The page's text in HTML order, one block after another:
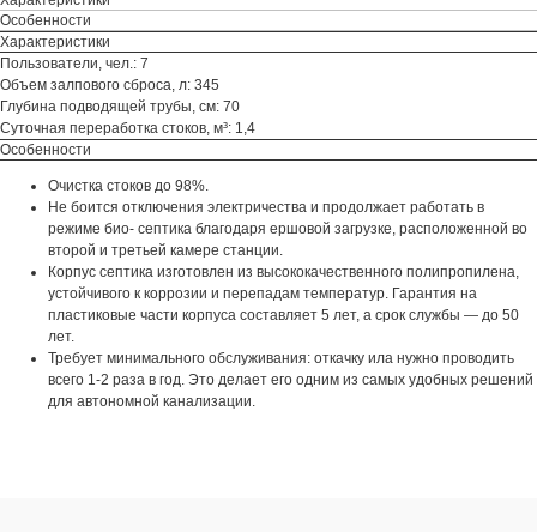
Особенности
Характеристики
Пользователи, чел.: 7
Объем залпового сброса, л: 345
Глубина подводящей трубы, см: 70
Суточная переработка стоков, м³: 1,4
Особенности
Очистка стоков до 98%.
Не боится отключения электричества и продолжает работать в
режиме био- септика благодаря ершовой загрузке, расположенной во
второй и третьей камере станции.
Корпус септика изготовлен из высококачественного полипропилена,
устойчивого к коррозии и перепадам температур. Гарантия на
пластиковые части корпуса составляет 5 лет, а срок службы — до 50
лет.
Требует минимального обслуживания: откачку ила нужно проводить
всего 1-2 раза в год. Это делает его одним из самых удобных решений
для автономной канализации.